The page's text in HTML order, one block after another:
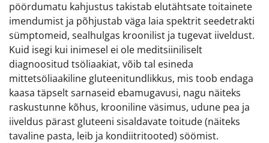
pöördumatu kahjustus takistab elutähtsate toitainete
imendumist ja põhjustab väga laia spektrit seedetrakti
sümptomeid, sealhulgas kroonilist ja tugevat iiveldust.
Kuid isegi kui inimesel ei ole meditsiiniliselt
diagnoositud tsöliaakiat, võib tal esineda
mittetsöliaakiline gluteenitundlikkus, mis toob endaga
kaasa täpselt sarnaseid ebamugavusi, nagu näiteks
raskustunne kõhus, krooniline väsimus, udune pea ja
iiveldus pärast gluteeni sisaldavate toitude (näiteks
tavaline pasta, leib ja kondiitritooted) söömist.